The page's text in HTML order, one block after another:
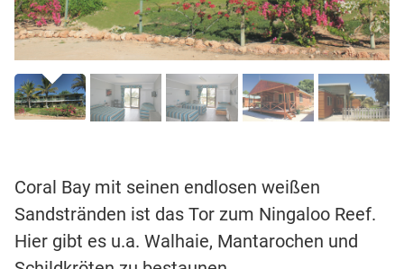
Coral Bay mit seinen endlosen weißen
Sandstränden ist das Tor zum Ningaloo Reef.
Hier gibt es u.a. Walhaie, Mantarochen und